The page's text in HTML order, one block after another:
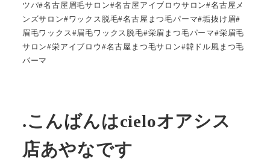
ツパ#名古屋眉毛サロン#名古屋アイブロウサロン#名古屋メ
ンズサロン#ワックス脱毛#名古屋まつ毛パーマ#垢抜け眉#
眉毛ワックス#眉毛ワックス脱毛#栄眉まつ毛パーマ#栄眉毛
サロン#栄アイブロウ#名古屋まつ毛サロン#韓ドル風まつ毛
パーマ
.こんばんはcieloオアシス
店あやなです